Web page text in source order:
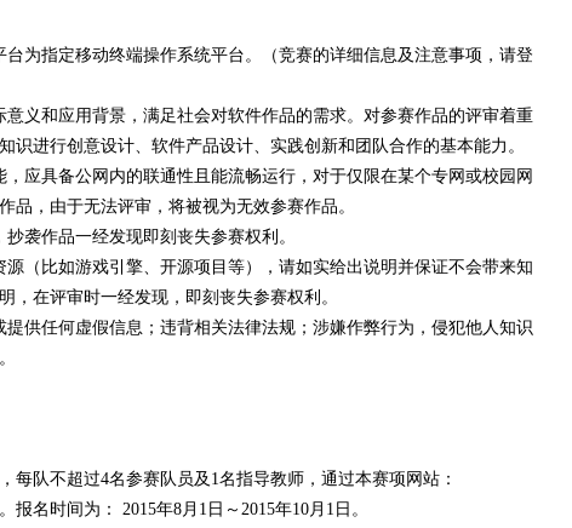
台为指定移动终端操作系统平台。（竞赛的详细信息及注意事项，请登
意义和应用背景，满足社会对软件作品的需求。对参赛作品的评审着重
识进行创意设计、软件产品设计、实践创新和团队合作的基本能力。
应具备公网内的联通性且能流畅运行，对于仅限在某个专网或校园网
品，由于无法评审，将被视为无效参赛作品。
袭作品一经发现即刻丧失参赛权利。
（比如游戏引擎、开源项目等），请如实给出说明并保证不会带来知
，在评审时一经发现，即刻丧失参赛权利。
供任何虚假信息；违背相关法律法规；涉嫌作弊行为，侵犯他人知识
每队不超过4名参赛队员及1名指导教师，通过本赛项网站：
报名时间为： 2015年8月1日～2015年10月1日。